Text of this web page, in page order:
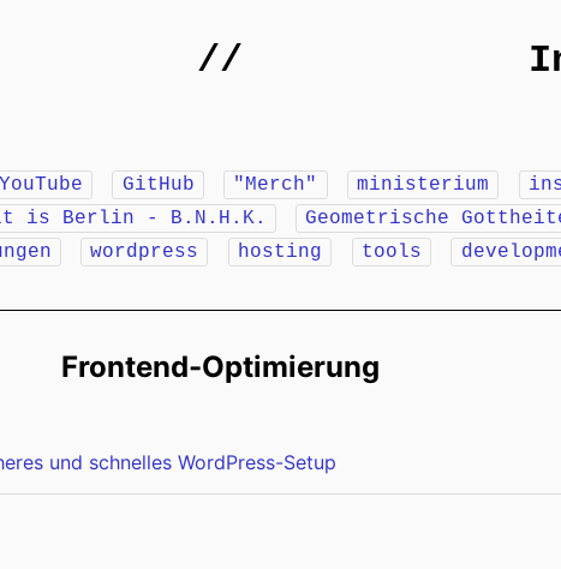
//
YouTube GitHub "Merch" ministerium
is Berlin - B.N.H.K.
Geometrische
wordpress hosting tools
Frontend-Optimierung
und schnelles WordPress-Setup